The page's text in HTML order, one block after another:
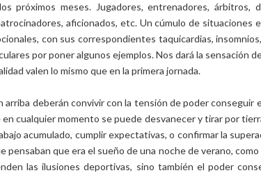
próximos meses. Jugadores, entrenadores, árbitros,
aficionados, etc. Un cúmulo de situaciones
con sus correspondientes taquicardias,
por poner algunos ejemplos. Nos dará la sensación
valen lo mismo que en la primera jornada.
arriba deberán convivir con la tensión de poder
en cualquier momento se puede desvanecer y tirar por
acumulado, cumplir expectativas, o confirmar la
pensaban que era el sueño de una noche de verano,
las ilusiones deportivas, sino también el poder